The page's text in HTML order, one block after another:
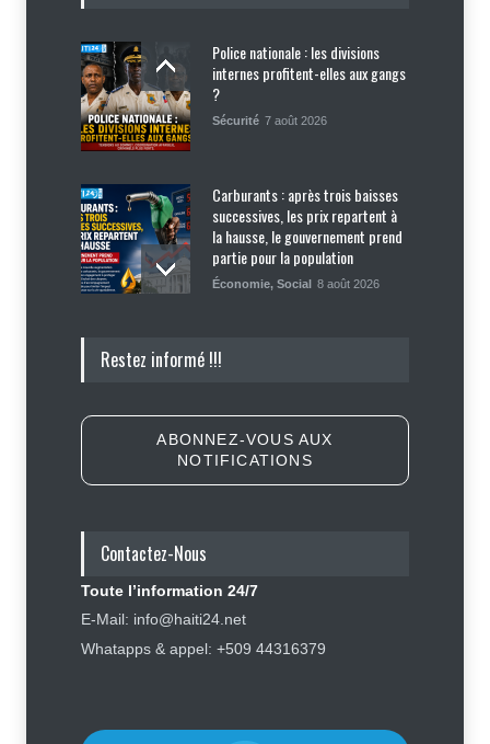
Police nationale : les divisions
internes profitent-elles aux gangs
?
Sécurité 7 août 2026
Carburants : après trois baisses
successives, les prix repartent à
la hausse, le gouvernement prend
partie pour la population
Économie, Social 8 août 2026
libéré, James Boyard et sa fille
Tennessee, Andy Ogles, proche de
Journalisme sportif : l'urgence de
former de véritables spécialistes
Restez informé !!!
ABONNEZ-VOUS AUX
NOTIFICATIONS
Contactez-Nous
Toute l’information 24/7
E-Mail: info@haiti24.net
Whatapps & appel: +509 44316379